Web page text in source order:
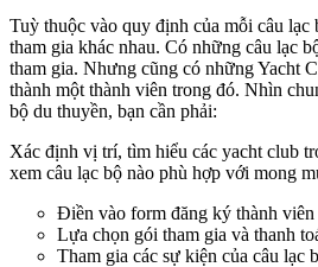
Tuỳ thuộc vào quy định của mỗi câu lạc
tham gia khác nhau. Có những câu lạc
tham gia. Nhưng cũng có những Yacht
thành một thành viên trong đó. Nhìn
bộ du thuyền, bạn cần phải:
Xác định vị trí, tìm hiểu các yacht club
xem câu lạc bộ nào phù hợp với mong
Điền vào form đăng ký thành viên
Lựa chọn gói tham gia và thanh
Tham gia các sự kiện của câu lạc